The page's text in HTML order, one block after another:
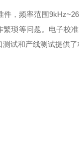
件，频率范围
琐等问题。电子校
试和产线测试提供了